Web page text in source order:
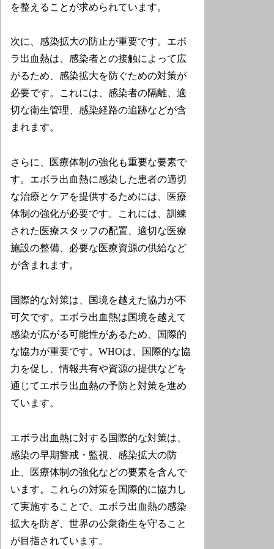
を整えることが求められています。
次に、感染拡大の防止が重要です。エボ
ラ出血熱は、感染者との接触によって広
がるため、感染拡大を防ぐための対策が
必要です。これには、感染者の隔離、適
切な衛生管理、感染経路の追跡などが含
まれます。
さらに、医療体制の強化も重要な要素で
す。エボラ出血熱に感染した患者の適切
な治療とケアを提供するためには、医療
体制の強化が必要です。これには、訓練
された医療スタッフの配置、適切な医療
施設の整備、必要な医療資源の供給など
が含まれます。
国際的な対策は、国境を越えた協力が不
可欠です。エボラ出血熱は国境を越えて
感染が広がる可能性があるため、国際的
な協力が重要です。WHOは、国際的な協
力を促し、情報共有や資源の提供などを
通じてエボラ出血熱の予防と対策を進め
ています。
エボラ出血熱に対する国際的な対策は、
感染の早期警戒・監視、感染拡大の防
止、医療体制の強化などの要素を含んで
います。これらの対策を国際的に協力し
て実施することで、エボラ出血熱の感染
拡大を防ぎ、世界の公衆衛生を守ること
が目指されています。